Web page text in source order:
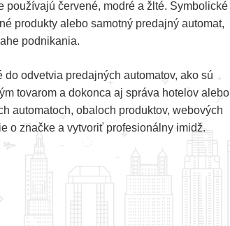
používajú červené, modré a žlté. Symbolické
produkty alebo samotný predajný automat,
podnikania.
odvetvia predajných automatov, ako sú
tovarom a dokonca aj správa hotelov alebo
automatoch, obaloch produktov, webových
o značke a vytvoriť profesionálny imidž.